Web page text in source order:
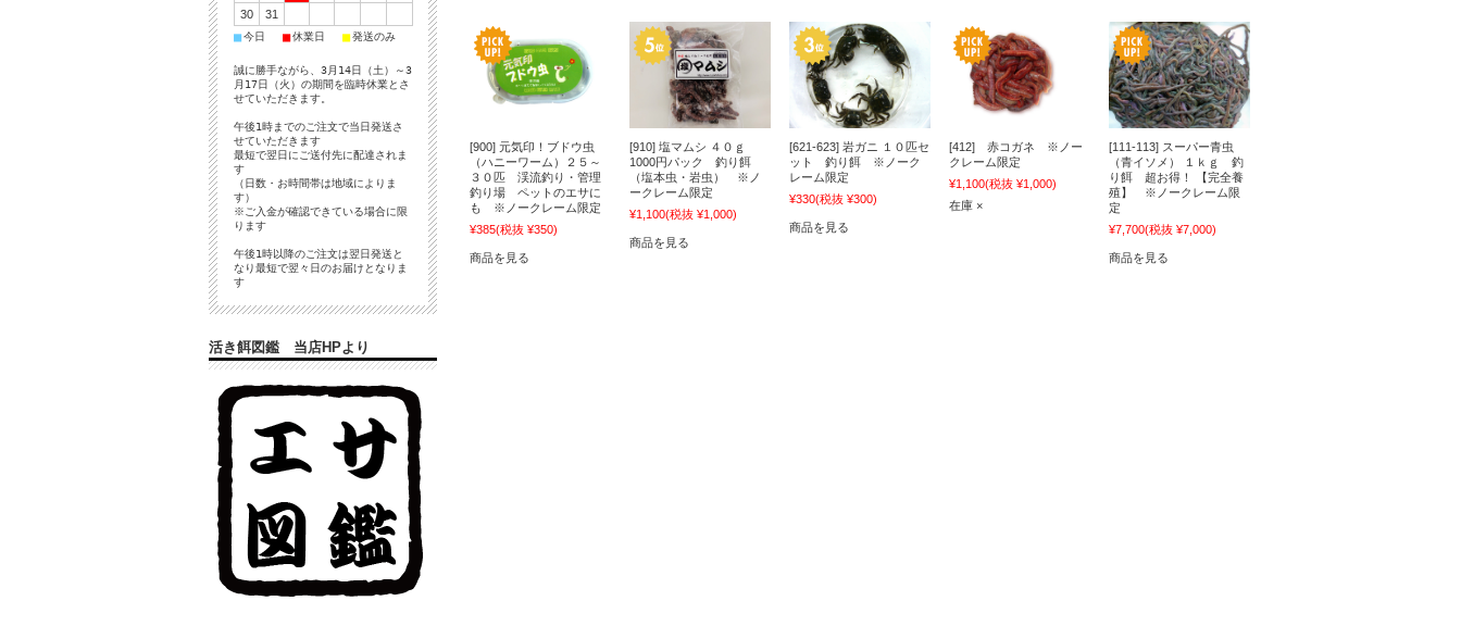
[900] 元気印！ブドウ虫
（ハニーワーム）２５～
３０匹 渓流釣り・管理
釣り場 ペットのエサに
も ※ノークレーム限定
¥385(税抜 ¥350)
商品を見る
[910] 塩マムシ ４０ｇ
1000円パック 釣り餌
（塩本虫・岩虫） ※ノ
ークレーム限定
¥1,100(税抜 ¥1,000)
商品を見る
[621-623] 岩ガニ １０匹セ
ット 釣り餌 ※ノーク
レーム限定
¥330(税抜 ¥300)
商品を見る
[412] 赤コガネ ※ノー
クレーム限定
¥1,100(税抜 ¥1,000)
在庫 ×
[111-113] スーパー青虫
（青イソメ） １ｋｇ 釣
り餌 超お得！ 【完全養
殖】 ※ノークレーム限
定
¥7,700(税抜 ¥7,000)
商品を見る
30
31
■今日 ■休業日 ■発送のみ
誠に勝手ながら、3月14日（土）～3
月17日（火）の期間を臨時休業とさ
せていただきます。
午後1時までのご注文で当日発送さ
せていただきます
最短で翌日にご送付先に配達されま
す
（日数・お時間帯は地域によりま
す）
※ご入金が確認できている場合に限
ります
午後1時以降のご注文は翌日発送と
なり最短で翌々日のお届けとなりま
す
活き餌図鑑 当店HPより